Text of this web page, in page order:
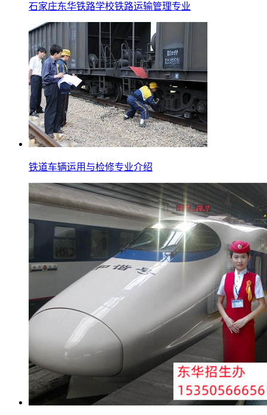
石家庄东华铁路学校铁路运输管理专业
铁道车辆运用与检修专业介绍